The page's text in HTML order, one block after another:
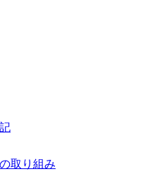
取り組み